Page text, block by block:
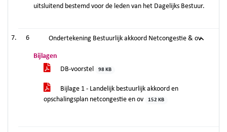
uitsluitend bestemd voor de leden van het Dagelijks Bestuur.
6 Ondertekening Bestuurlijk akkoord Netcongestie & ov
Bijlagen
DB-voorstel
98 KB
Bijlage 1 - Landelijk bestuurlijk akkoord en
opschalingsplan netcongestie en ov
152 KB